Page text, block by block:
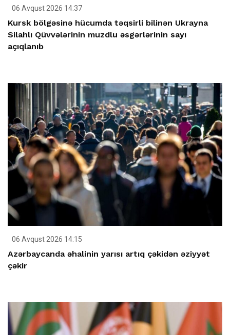
06 Avqust 2026 14:37
Kursk bölgəsinə hücumda təqsirli bilinən Ukrayna
Silahlı Qüvvələrinin muzdlu əsgərlərinin sayı
açıqlanıb
06 Avqust 2026 14:15
Azərbaycanda əhalinin yarısı artıq çəkidən əziyyət
çəkir